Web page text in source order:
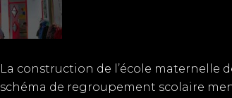
La construction de l’école maternelle
schéma de regroupement scolaire